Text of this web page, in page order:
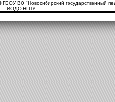
ВО "Новосибирский государственный
– ИОДО НГПУ